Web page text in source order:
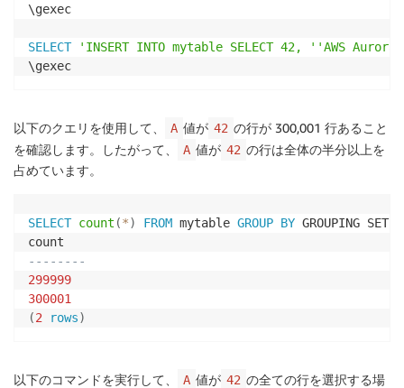
\gexec
SELECT
'INSERT INTO mytable SELECT 42, ''AWS
\gexec
以下のクエリを使用して、 A 値が 42 の行が 300,001 行あること
を確認します。したがって、
A 値が 42 の行は全体の半分以上を
占めています。
SELECT count (*) FROM mytable GROUP BY GROUPING SETS
--------
299999
300001
(2 rows)
以下のコマンドを実行して、 A 値が 42 の全ての行を選択する場